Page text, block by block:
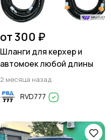
от 300 ₽
Шланги для керхер и
автомоек любой длины
2 месяца назад
RVD777